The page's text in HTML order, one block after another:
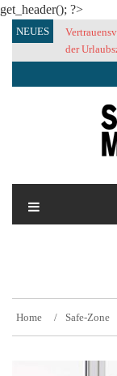
get_header(); ?>
SkipNEUES
der
SAFE
Home Safe-Zone